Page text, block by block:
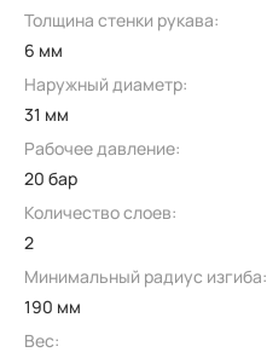
Толщина стенки рукава:
6 мм
Наружный диаметр:
31 мм
Рабочее давление:
20 бар
Количество слоев:
2
Минимальный радиус изгиба:
190 мм
Вес: